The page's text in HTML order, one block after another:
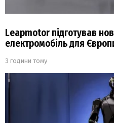
Leapmotor підготував
електромобіль для
3 години тому